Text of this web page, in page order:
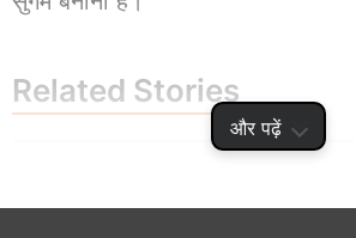
और पढ़ें
Related Stories